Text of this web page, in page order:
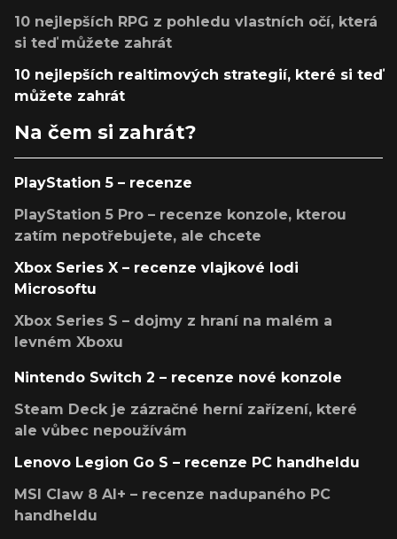
10 nejlepších RPG z pohledu vlastních očí, která
si teď můžete zahrát
10 nejlepších realtimových strategií, které si teď
můžete zahrát
Na čem si zahrát?
PlayStation 5 – recenze
PlayStation 5 Pro – recenze konzole, kterou
zatím nepotřebujete, ale chcete
Xbox Series X – recenze vlajkové lodi
Microsoftu
Xbox Series S – dojmy z hraní na malém a
levném Xboxu
Nintendo Switch 2 – recenze nové konzole
Steam Deck je zázračné herní zařízení, které
ale vůbec nepoužívám
Lenovo Legion Go S – recenze PC handheldu
MSI Claw 8 AI+ – recenze nadupaného PC
handheldu